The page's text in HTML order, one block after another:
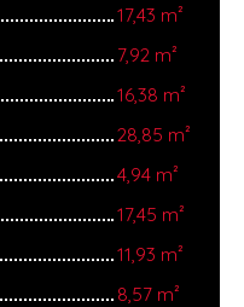
17,43 m²
7,92 m²
16,38 m²
28,85 m²
4,94 m²
17,45 m²
11,93 m²
8,57 m²